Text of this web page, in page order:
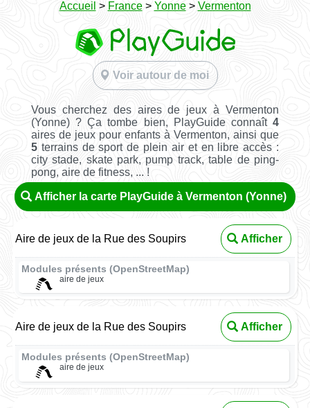
Accueil > France> Yonne> Vermenton
Voir autour de moi
Vous cherchez des aires de jeux à Vermenton
(Yonne) ? Ça tombe bien, PlayGuide connaît4
aires de jeux pour enfants à Vermenton, ainsi que
5terrains de sport de plein air et en libre accès :
city stade, skate park, pump track, table de ping-
pong, aire de fitness, ... !
Afficher la carte PlayGuide à Vermenton (Yonne)
Aire de jeux de la Rue des Soupirs Afficher
Modules présents (OpenStreetMap)
aire de jeux
Aire de jeux de la Rue des Soupirs Afficher
Modules présents (OpenStreetMap)
aire de jeux